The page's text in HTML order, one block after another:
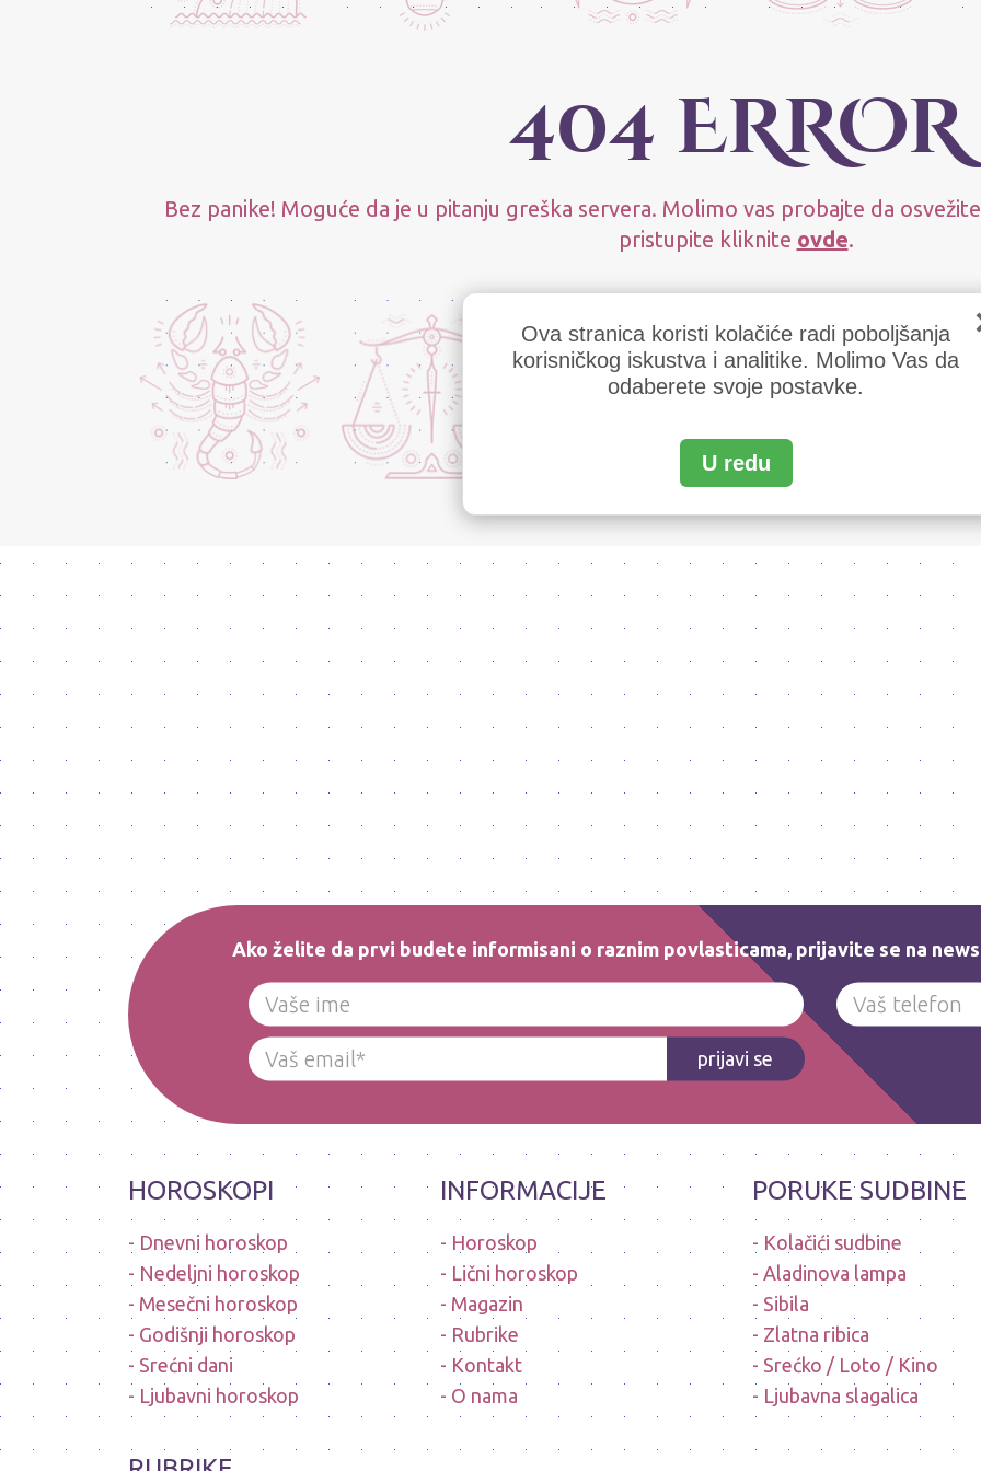
404 ERROR
Bez panike! Moguće da je u pitanju greška servera. Molimo vas probajte da
pristupite kliknite ovde.
Ako želite da prvi budete informisani o raznim povlasticama, prijavite se na
prijavi se
HOROSKOPI
Dnevni horoskop
Nedeljni horoskop
Mesečni horoskop
Godišnji horoskop
Srećni dani
Ljubavni horoskop
INFORMACIJE
Horoskop
Lični horoskop
Magazin
Rubrike
Kontakt
O nama
PORUKE SUDBINE
Kolačići sudbine
Aladinova lampa
Sibila
Zlatna ribica
Srećko / Loto / Kino
Ljubavna slagalica
Ova stranica koristi kolačiće radi poboljšanja
korisničkog iskustva i analitike. Molimo Vas da
odaberete svoje postavke.
U redu